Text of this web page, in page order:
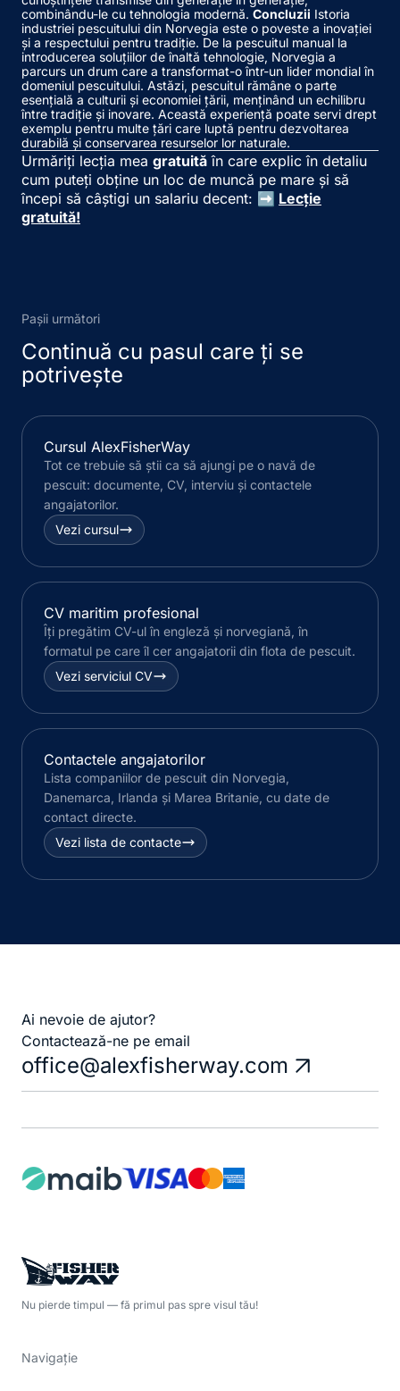
combinându-le cu tehnologia modernă. Concluzii Istoria
industriei pescuitului din Norvegia este o poveste a inovației
și a respectului pentru tradiție. De la pescuitul manual la
introducerea soluțiilor de înaltă tehnologie, Norvegia a
parcurs un drum care a transformat-o într-un lider mondial în
domeniul pescuitului. Astăzi, pescuitul rămâne o parte
esențială a culturii și economiei țării, menținând un echilibru
între tradiție și inovare. Această experiență poate servi drept
exemplu pentru multe țări care luptă pentru dezvoltarea
durabilă și conservarea resurselor lor naturale.
Urmăriți lecția mea gratuită în care explic în detaliu
cum puteți obține un loc de muncă pe mare și să
începi să câștigi un salariu decent: ➡️ Lecție
gratuită!
Pașii următori
Continuă cu pasul care ți se
potrivește
Cursul AlexFisherWay
Tot ce trebuie să știi ca să ajungi pe o navă de
pescuit: documente, CV, interviu și contactele
angajatorilor.
Vezi cursul
CV maritim profesional
Îți pregătim CV-ul în engleză și norvegiană, în
formatul pe care îl cer angajatorii din flota de pescuit.
Vezi serviciul CV
Contactele angajatorilor
Lista companiilor de pescuit din Norvegia,
Danemarca, Irlanda și Marea Britanie, cu date de
contact directe.
Vezi lista de contacte
Ai nevoie de ajutor?
Contactează-ne pe email
office@alexfisherway.com
Nu pierde timpul — fă primul pas spre visul tău!
Navigație